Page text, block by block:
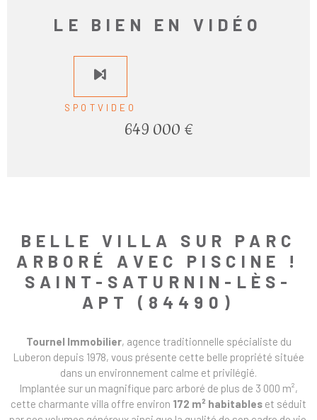
LE BIEN EN VIDÉO
SPOTVIDEO
649 000 €
BELLE VILLA SUR PARC
ARBORÉ AVEC PISCINE !
SAINT-SATURNIN-LÈS-
APT (84490)
Tournel Immobilier, agence traditionnelle spécialiste du
Luberon depuis 1978, vous présente cette belle propriété située
dans un environnement calme et privilégié.
Implantée sur un magnifique parc arboré de plus de 3 000 m²,
cette charmante villa offre environ 172 m² habitables et séduit